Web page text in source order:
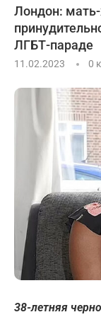
Лондон: мать-
ЛГБТ-параде
11.02.2023 0
38-летняя